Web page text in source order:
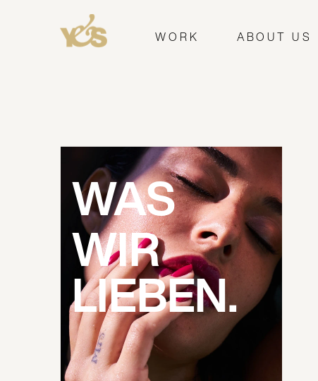
WAS
WIR
LIEBEN.
ABOUT US
WORK